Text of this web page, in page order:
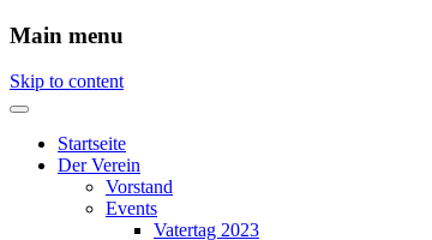
Main menu
Skip to content
Startseite
Der Verein
Vorstand
Events
Vatertag 2023